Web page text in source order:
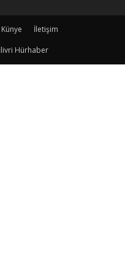
Künye
İletişim
Hürhaber